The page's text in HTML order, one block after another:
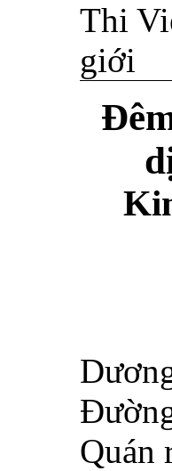
Thi
giới
Quán